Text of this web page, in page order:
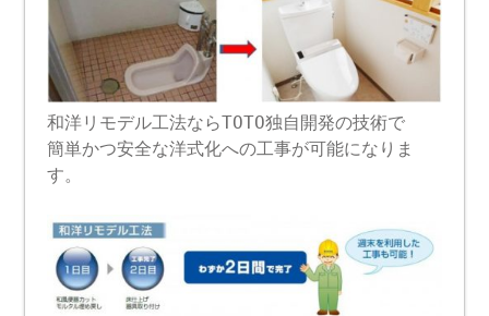
和洋リモデル工法ならTOTO独自開発の技術で
簡単かつ安全な洋式化への工事が可能になりま
す。